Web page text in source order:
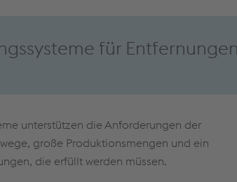
für
unterstützen die Anforderungen der
große Produktionsmengen und ein
die erfüllt werden müssen.